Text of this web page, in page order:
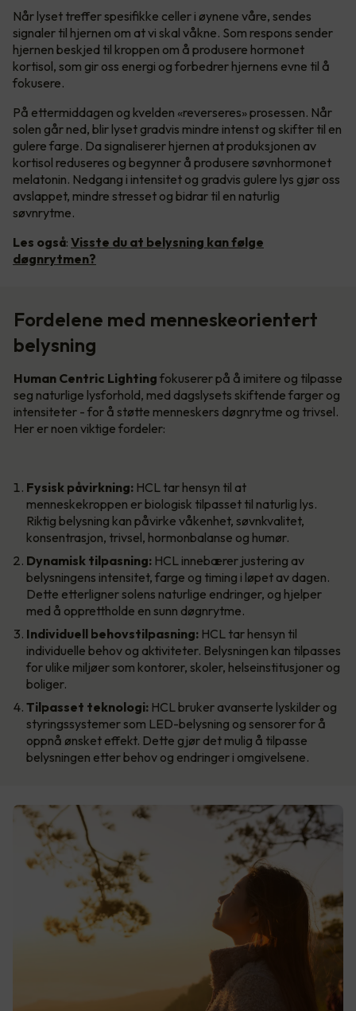
Når lyset treffer spesifikke celler i øynene våre, sendes
signaler til hjernen om at vi skal våkne. Som respons sender
hjernen beskjed til kroppen om å produsere hormonet
kortisol, som gir oss energi og forbedrer hjernens evne til å
fokusere.
På ettermiddagen og kvelden «reverseres» prosessen. Når
solen går ned, blir lyset gradvis mindre intenst og skifter til en
gulere farge. Da signaliserer hjernen at produksjonen av
kortisol reduseres og begynner å produsere søvnhormonet
melatonin. Nedgang i intensitet og gradvis gulere lys gjør oss
avslappet, mindre stresset og bidrar til en naturlig
søvnrytme.
Les også: Visste du at belysning kan følge
døgnrytmen?
Fordelene med menneskeorientert
belysning
Human Centric Lighting fokuserer på å imitere og tilpasse
seg naturlige lysforhold, med dagslysets skiftende farger og
intensiteter - for å støtte menneskers døgnrytme og trivsel.
Her er noen viktige fordeler:
Fysisk påvirkning: HCL tar hensyn til at
menneskekroppen er biologisk tilpasset til naturlig lys.
Riktig belysning kan påvirke våkenhet, søvnkvalitet,
konsentrasjon, trivsel, hormonbalanse og humør.
Dynamisk tilpasning: HCL innebærer justering av
belysningens intensitet, farge og timing i løpet av dagen.
Dette etterligner solens naturlige endringer, og hjelper
med å opprettholde en sunn døgnrytme.
Individuell behovstilpasning: HCL tar hensyn til
individuelle behov og aktiviteter. Belysningen kan tilpasses
for ulike miljøer som kontorer, skoler, helseinstitusjoner og
boliger.
Tilpasset teknologi: HCL bruker avanserte lyskilder og
styringssystemer som LED-belysning og sensorer for å
oppnå ønsket effekt. Dette gjør det mulig å tilpasse
belysningen etter behov og endringer i omgivelsene.